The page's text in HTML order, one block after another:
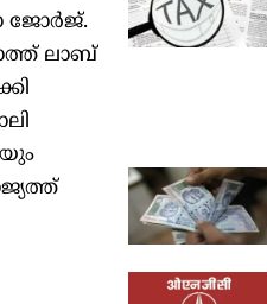
ജോര്‍ജ്.
ലാബ്